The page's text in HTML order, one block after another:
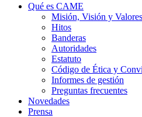
Qué es CAME
Misión, Visión y Valores
Hitos
Banderas
Autoridades
Estatuto
Código de Ética y
Informes de gestión
Preguntas frecuentes
Novedades
Prensa